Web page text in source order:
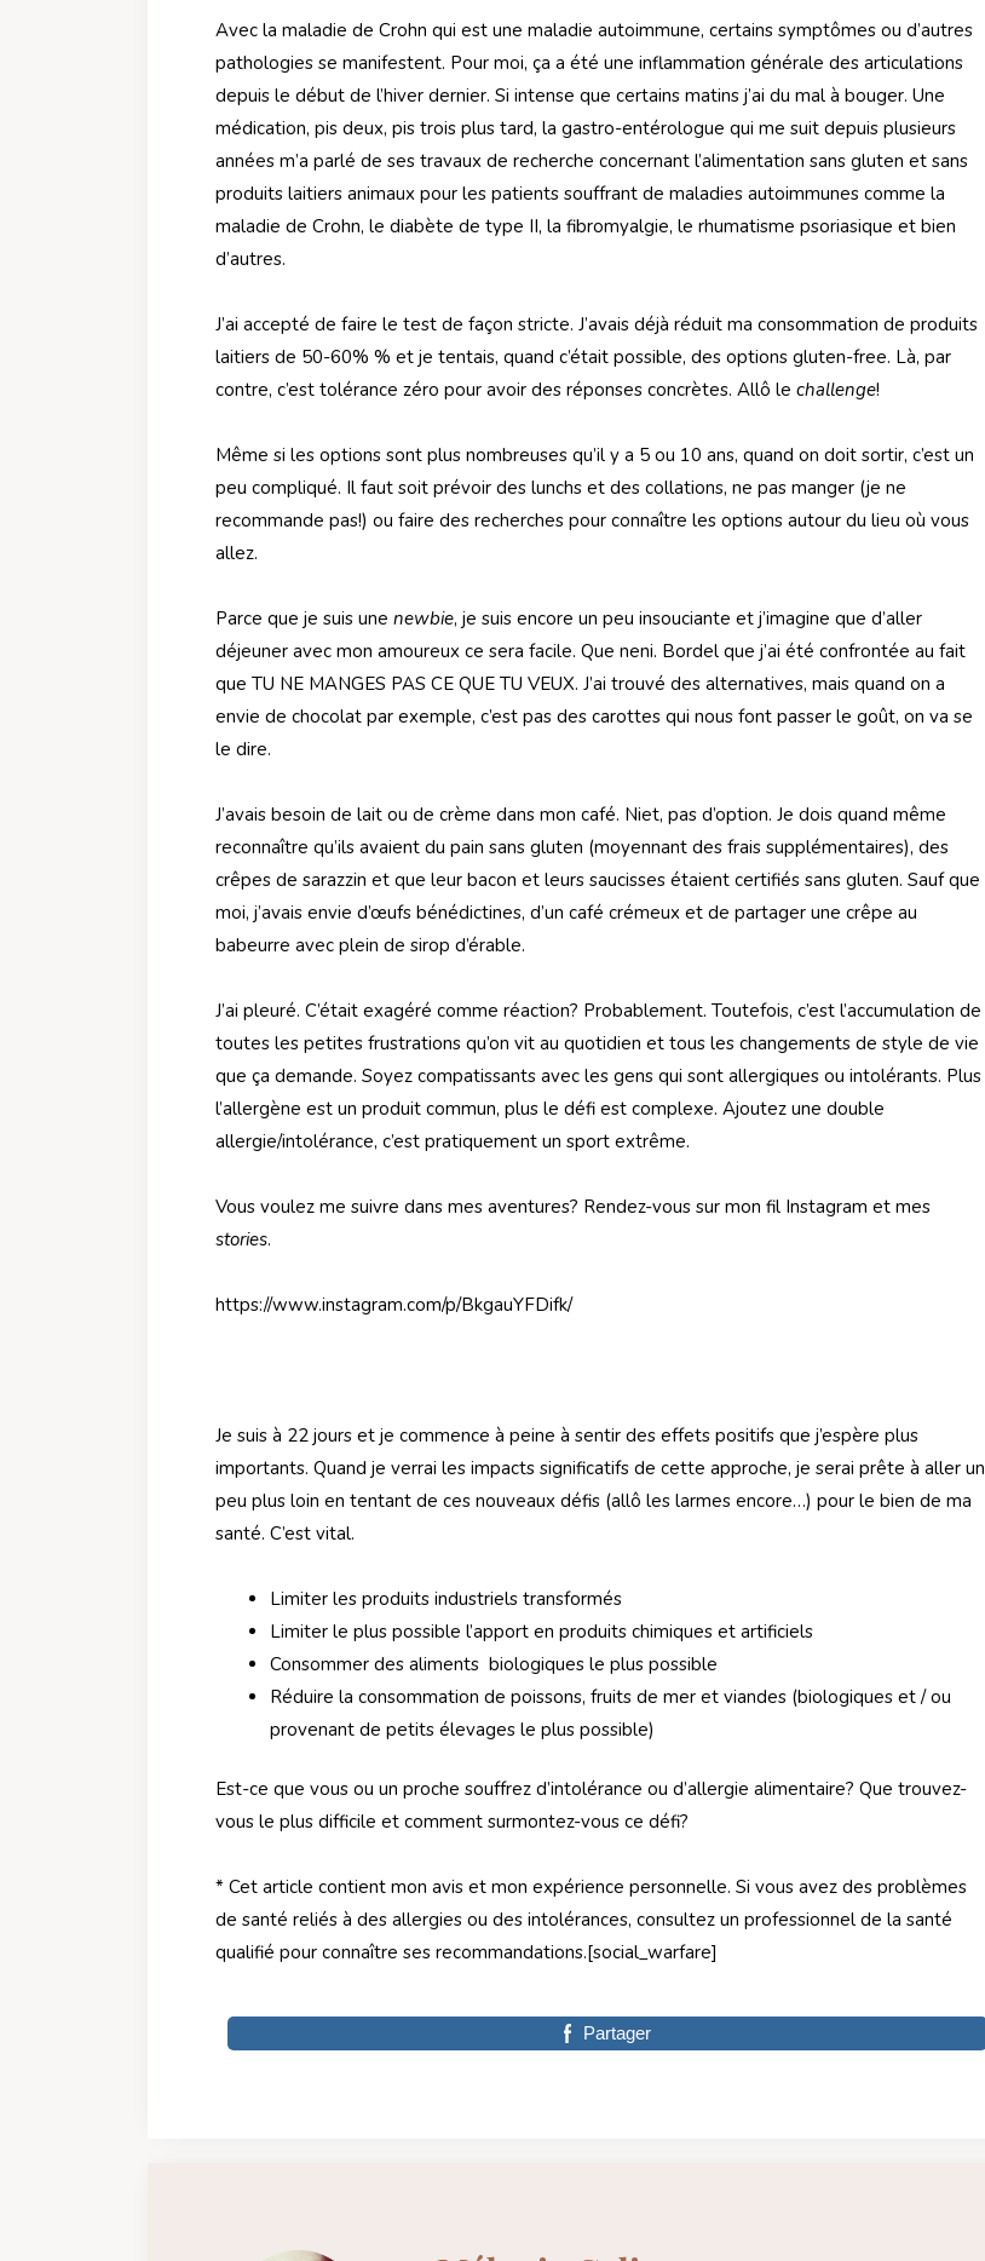
Avec la maladie de Crohn qui est une maladie autoimmune, certains symptômes ou d’autres
pathologies se manifestent. Pour moi, ça a été une inflammation générale des articulations
depuis le début de l’hiver dernier. Si intense que certains matins j’ai du mal à bouger. Une
médication, pis deux, pis trois plus tard, la gastro-entérologue qui me suit depuis plusieurs
années m’a parlé de ses travaux de recherche concernant l’alimentation sans gluten et sans
produits laitiers animaux pour les patients souffrant de maladies autoimmunes comme la
maladie de Crohn, le diabète de type II, la fibromyalgie, le rhumatisme psoriasique et bien
d’autres.
J’ai accepté de faire le test de façon stricte. J’avais déjà réduit ma consommation de produits
laitiers de 50-60% % et je tentais, quand c’était possible, des options gluten-free. Là, par
contre, c’est tolérance zéro pour avoir des réponses concrètes. Allô le challenge!
Même si les options sont plus nombreuses qu’il y a 5 ou 10 ans, quand on doit sortir, c’est un
peu compliqué. Il faut soit prévoir des lunchs et des collations, ne pas manger (je ne
recommande pas!) ou faire des recherches pour connaître les options autour du lieu où vous
allez.
Parce que je suis une newbie, je suis encore un peu insouciante et j’imagine que d’aller
déjeuner avec mon amoureux ce sera facile. Que neni. Bordel que j’ai été confrontée au fait
que TU NE MANGES PAS CE QUE TU VEUX. J’ai trouvé des alternatives, mais quand on a
envie de chocolat par exemple, c’est pas des carottes qui nous font passer le goût, on va se
le dire.
J’avais besoin de lait ou de crème dans mon café. Niet, pas d’option. Je dois quand même
reconnaître qu’ils avaient du pain sans gluten (moyennant des frais supplémentaires), des
crêpes de sarazzin et que leur bacon et leurs saucisses étaient certifiés sans gluten. Sauf que
moi, j’avais envie d’œufs bénédictines, d’un café crémeux et de partager une crêpe au
babeurre avec plein de sirop d’érable.
J’ai pleuré. C’était exagéré comme réaction? Probablement. Toutefois, c’est l’accumulation de
toutes les petites frustrations qu’on vit au quotidien et tous les changements de style de vie
que ça demande. Soyez compatissants avec les gens qui sont allergiques ou intolérants. Plus
l’allergène est un produit commun, plus le défi est complexe. Ajoutez une double
allergie/intolérance, c’est pratiquement un sport extrême.
Vous voulez me suivre dans mes aventures? Rendez-vous sur mon fil Instagram et mes
stories.
https://www.instagram.com/p/BkgauYFDifk/
Je suis à 22 jours et je commence à peine à sentir des effets positifs que j’espère plus
importants. Quand je verrai les impacts significatifs de cette approche, je serai prête à aller un
peu plus loin en tentant de ces nouveaux défis (allô les larmes encore…) pour le bien de ma
santé. C’est vital.
Limiter les produits industriels transformés
Limiter le plus possible l’apport en produits chimiques et artificiels
Consommer des aliments biologiques le plus possible
Réduire la consommation de poissons, fruits de mer et viandes (biologiques et / ou
provenant de petits élevages le plus possible)
Est-ce que vous ou un proche souffrez d’intolérance ou d’allergie alimentaire? Que trouvez-
vous le plus difficile et comment surmontez-vous ce défi?
* Cet article contient mon avis et mon expérience personnelle. Si vous avez des problèmes
de santé reliés à des allergies ou des intolérances, consultez un professionnel de la santé
qualifié pour connaître ses recommandations.[social_warfare]
Partager